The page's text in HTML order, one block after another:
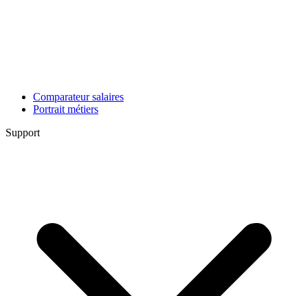
Comparateur salaires
Portrait métiers
Support